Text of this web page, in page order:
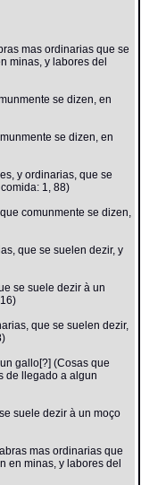
mas ordinarias que se
minas, y labores del
se dizen, en
se dizen, en
y ordinarias, que se
1, 88)
comunmente se dizen,
que se suelen dezir, y
se suele dezir à un
que se suelen dezir,
gallo[?] (Cosas que
de llegado a algun
suele dezir à un moço
mas ordinarias que
en minas, y labores del